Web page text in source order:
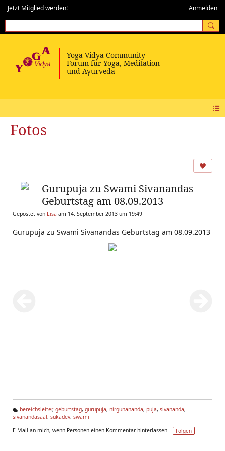
Jetzt Mitglied werden! Anmelden
Fotos
Gurupuja zu Swami Sivanandas
Geburtstag am 08.09.2013
Gepostet von Lisa am 14. September 2013 um 19:49
Gurupuja zu Swami Sivanandas Geburtstag am 08.09.2013
Ta
s:
bereichsleiter, geburtstag, gurupuja, nirgunananda, puja, sivananda,
sivanandasaal, sukadev, swami
E-Mail an mich, wenn Personen einen Kommentar hinterlassen –
Folgen